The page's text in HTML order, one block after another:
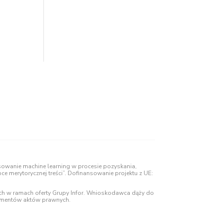
machine learning w procesie pozyskania,
merytorycznej treści”. Dofinansowanie projektu z UE:
w ramach oferty Grupy Infor. Wnioskodawca dąży do
aktów prawnych.